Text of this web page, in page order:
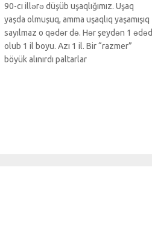
90-cı illərə düşüb uşaqlığımız. Uşaq
yaşda olmuşuq, amma uşaqlıq yaşamışıq
sayılmaz o qədər də. Hər şeydən 1 ədəd
olub 1 il boyu. Azı 1 il. Bir “razmer”
böyük alınırdı paltarlar